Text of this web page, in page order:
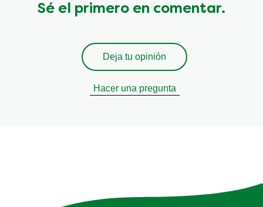
Sé el primero en comentar.
Deja tu opinión
Hacer una pregunta